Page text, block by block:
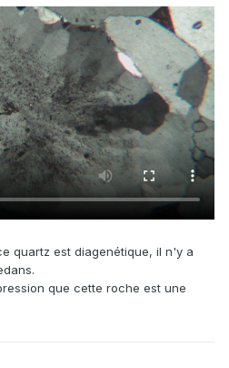
quartz est diagenétique, il n'y a
que cette roche est une